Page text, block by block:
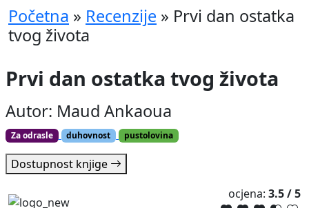
Početna » Recenzije » Prvi dan ostatka
tvog života
Prvi dan ostatka tvog života
Autor: Maud Ankaoua
Za odrasle duhovnost pustolovina
Dostupnost knjige
ocjena: 3.5 / 5